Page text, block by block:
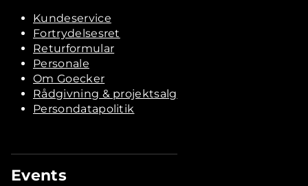
Kundeservice
Fortrydelsesret
Returformular
Personale
Om Goecker
Rådgivning & projektsalg
Persondatapolitik
Events